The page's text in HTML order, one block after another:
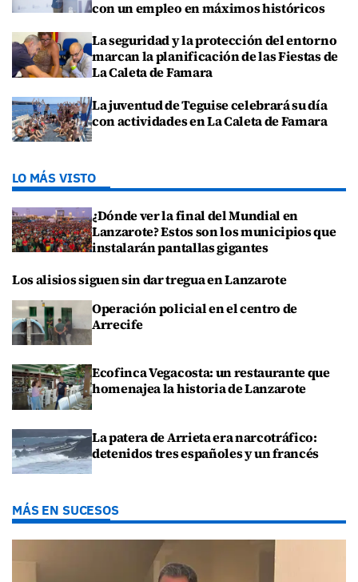
con un empleo en máximos históricos
La seguridad y la protección del entorno
marcan la planificación de las Fiestas de
La Caleta de Famara
La juventud de Teguise celebrará su día
con actividades en La Caleta de Famara
LO MÁS VISTO
¿Dónde ver la final del Mundial en
Lanzarote? Estos son los municipios que
instalarán pantallas gigantes
Los alisios siguen sin dar tregua en Lanzarote
Operación policial en el centro de
Arrecife
Ecofinca Vegacosta: un restaurante que
homenajea la historia de Lanzarote
La patera de Arrieta era narcotráfico:
detenidos tres españoles y un francés
MÁS EN SUCESOS